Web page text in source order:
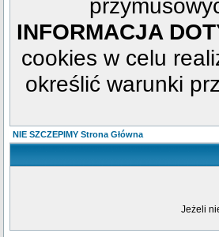
INFORMACJA
cookies w celu
określić warunki
NIE SZCZEPIMY Strona Główna
Jeżeli